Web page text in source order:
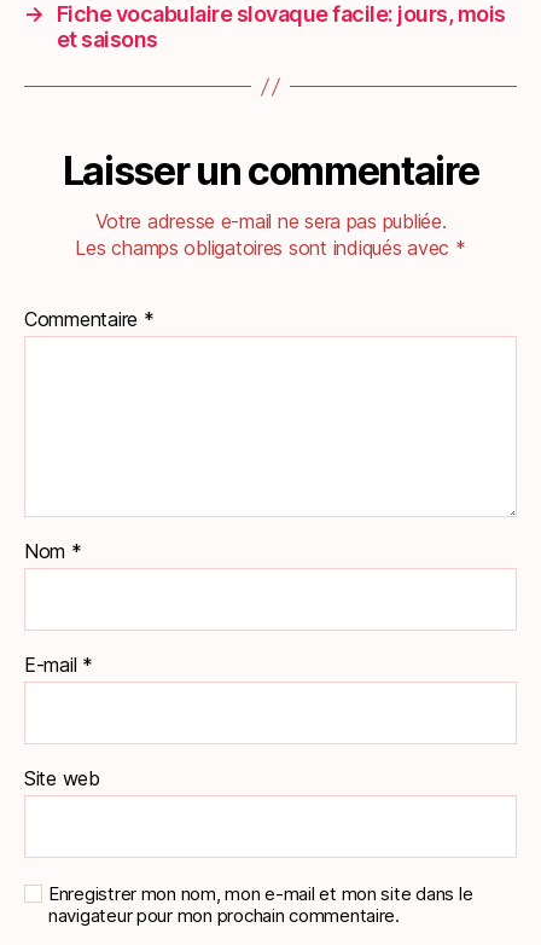
→
Fiche vocabulaire slovaque facile: jours, mois
et saisons
Laisser un commentaire
Votre adresse e-mail ne sera pas publiée.
Les champs obligatoires sont indiqués avec *
Commentaire *
Nom *
E-mail *
Site web
Enregistrer mon nom, mon e-mail et mon site dans le
navigateur pour mon prochain commentaire.